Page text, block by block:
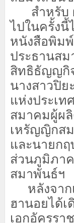
สำหรับ ผู้
ไปในครั้ง
หนังสือพิม
ประธานส
สิทธิธัญญกิ
นางสาวปิ
แห่งประเ
สมาคมผู้ผ
เหรัญญิกส
และนายก
ส่วนภูมิภา
สมาพันธ์ฯ
หลังจากเ
ฮานอยได้เ
เอกอัครรา